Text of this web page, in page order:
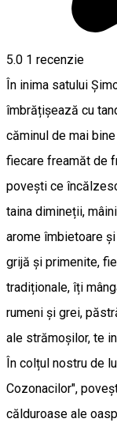
5.0 1 recenzie
În inima satului
îmbrățișează cu
căminul de mai
fiecare freamăt de
povești ce
taina dimineții,
arome îmbietoare
grijă și primenite,
tradiționale, îți
rumeni și grei,
ale strămoșilor, te
În colțul nostru de
Cozonacilor",
călduroase ale